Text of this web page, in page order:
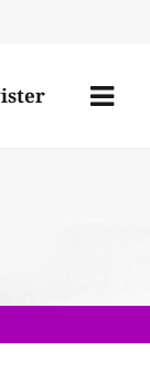
Menü